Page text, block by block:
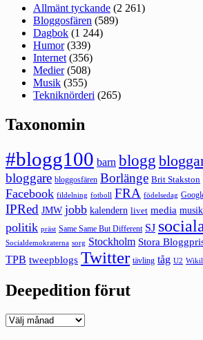
Allmänt tyckande (2 261)
Bloggosfären (589)
Dagbok (1 244)
Humor(339)
Internet (356)
Medier(508)
Musik (355)
Tekniknörderi (265)
Taxonomin
#blogg100 barn blogg
bloggare bloggosfären Borlänge Brit Stakston
Facebook fildelning fotboll FRA födelsedag
IPRed JMW jobb kalendern livet media musik
politik präst Same Same But Different SJ
Socialdemokraterna sorg Stockholm Stora
TPB tweepblogs Twitter tävling tåg U2
Deepedition förut
Deepedition